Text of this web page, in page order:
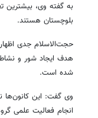
به گفته وی، بیشترین
بلوچستان هستند.
حجت‌الاسلام جدی
هدف ایجاد شور و
شده است.
وی گفت: این کانون‌ها
انجام فعالیت علمی